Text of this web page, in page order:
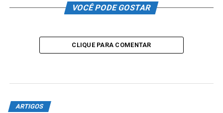
VOCÊ PODE GOSTAR
CLIQUE PARA COMENTAR
ARTIGOS